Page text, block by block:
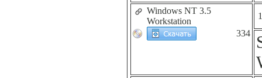
Windows NT 3.5
Workstation
334